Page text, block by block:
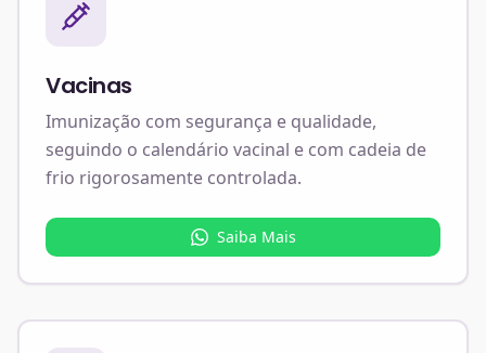
Vacinas
Imunização com segurança e qualidade,
seguindo o calendário vacinal e com cadeia de
frio rigorosamente controlada.
Saiba Mais